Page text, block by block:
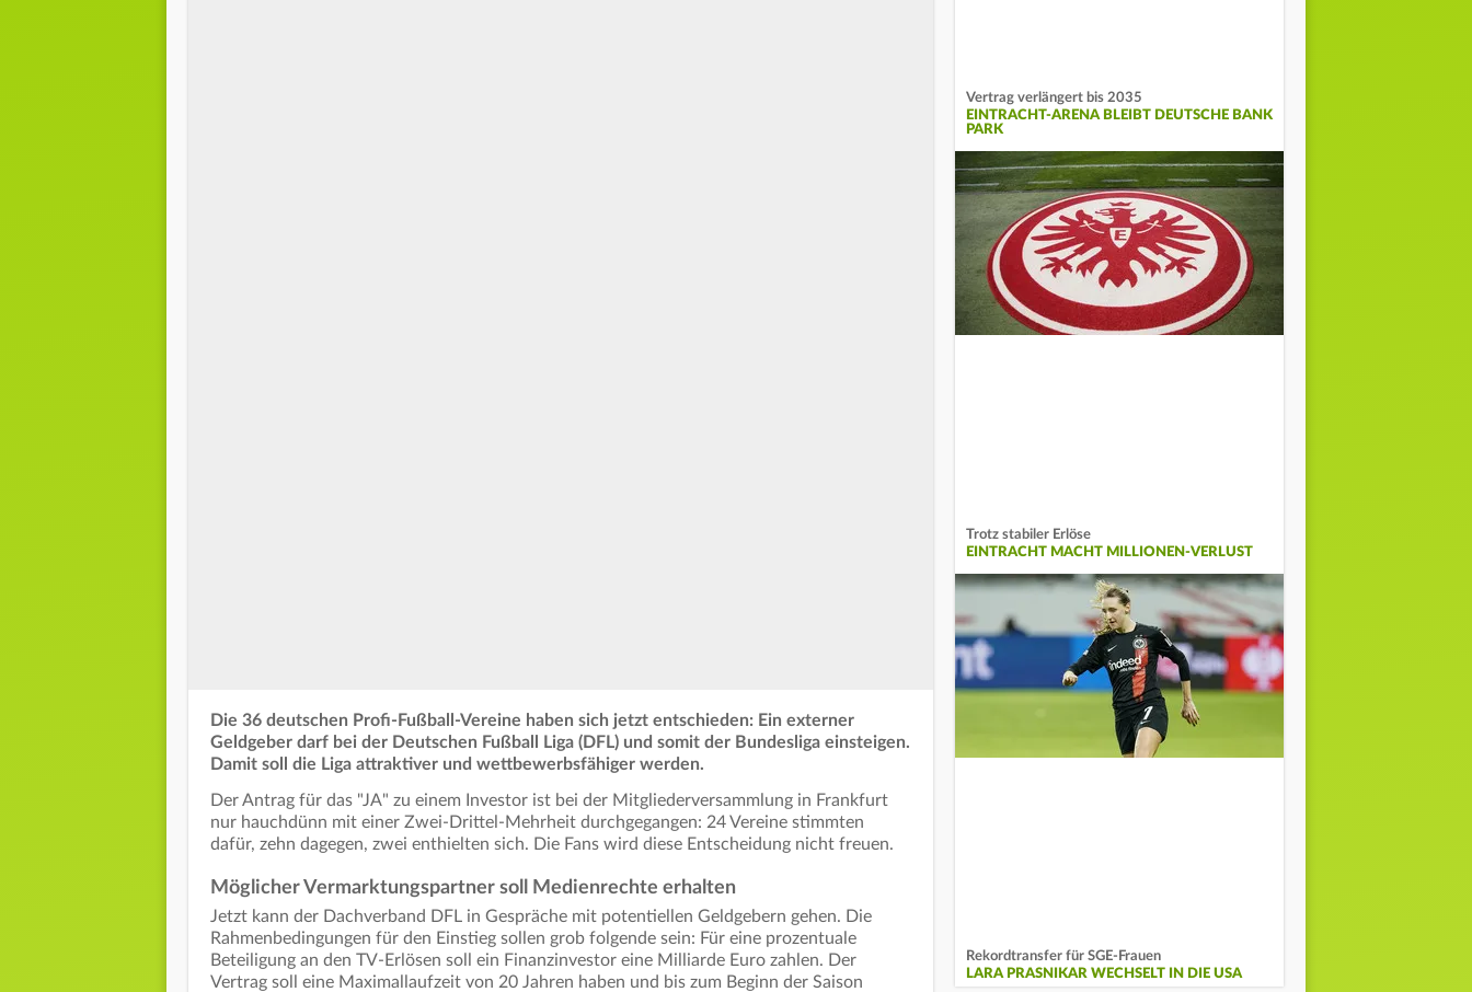
Die 36 deutschen Profi-Fußball-Vereine haben sich jetzt entschieden: Ein externer
Geldgeber darf bei der Deutschen Fußball Liga (DFL) und somit der Bundesliga einsteigen.
Damit soll die Liga attraktiver und wettbewerbsfähiger werden.
Der Antrag für das "JA" zu einem Investor ist bei der Mitgliederversammlung in Frankfurt
nur hauchdünn mit einer Zwei-Drittel-Mehrheit durchgegangen: 24 Vereine stimmten
dafür, zehn dagegen, zwei enthielten sich. Die Fans wird diese Entscheidung nicht freuen.
Möglicher Vermarktungspartner soll Medienrechte erhalten
Jetzt kann der Dachverband DFL in Gespräche mit potentiellen Geldgebern gehen. Die
Rahmenbedingungen für den Einstieg sollen grob folgende sein: Für eine prozentuale
Beteiligung an den TV-Erlösen soll ein Finanzinvestor eine Milliarde Euro zahlen. Der
Vertrag soll eine Maximallaufzeit von 20 Jahren haben und bis zum Beginn der Saison
Vertrag verlängert bis 2035
EINTRACHT-ARENA BLEIBT DEUTSCHE BANK
PARK
Trotz stabiler Erlöse
EINTRACHT MACHT MILLIONEN-VERLUST
Rekordtransfer für SGE-Frauen
LARA PRASNIKAR WECHSELT IN DIE USA